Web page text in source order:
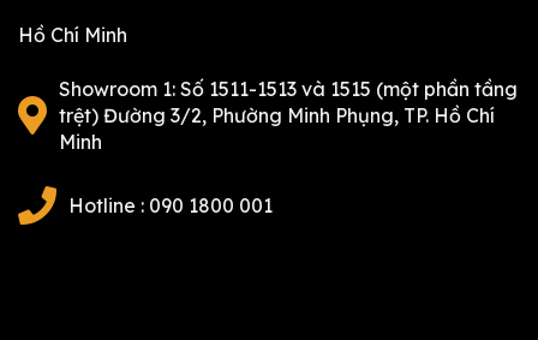
Hồ Chí Minh
Showroom 1: Số 1511-1513 và 1515 (một phần tầng
trệt) Đường 3/2, Phường Minh Phụng, TP. Hồ Chí
Minh
Hotline : 090 1800 001